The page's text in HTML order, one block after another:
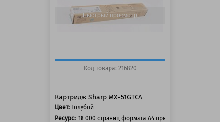
Быстрый просмотр
Код товара: 216820
Картридж Sharp MX-51GTCA
Цвет: Голубой
Ресурс: 18 000 страниц формата А4 при 5% заполнении